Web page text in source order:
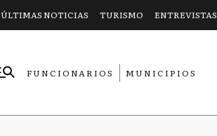
ÚLTIMAS NOTICIAS TURISMO ENTREVISTAS
FUNCIONARIOS
MUNICIPIOS